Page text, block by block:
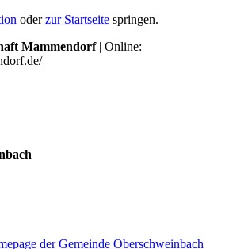
oderzur Startseite springen.
Mammendorf| Online: